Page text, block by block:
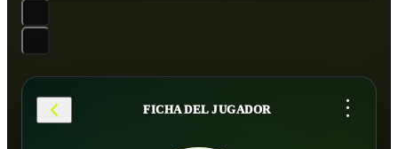
FICHA DEL JUGADOR ...